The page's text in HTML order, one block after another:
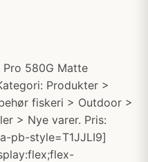
Pro 580G Matte
Produkter >
fiskeri > Outdoor >
> Nye varer. Pris:
pb-style=T1JJLI9]